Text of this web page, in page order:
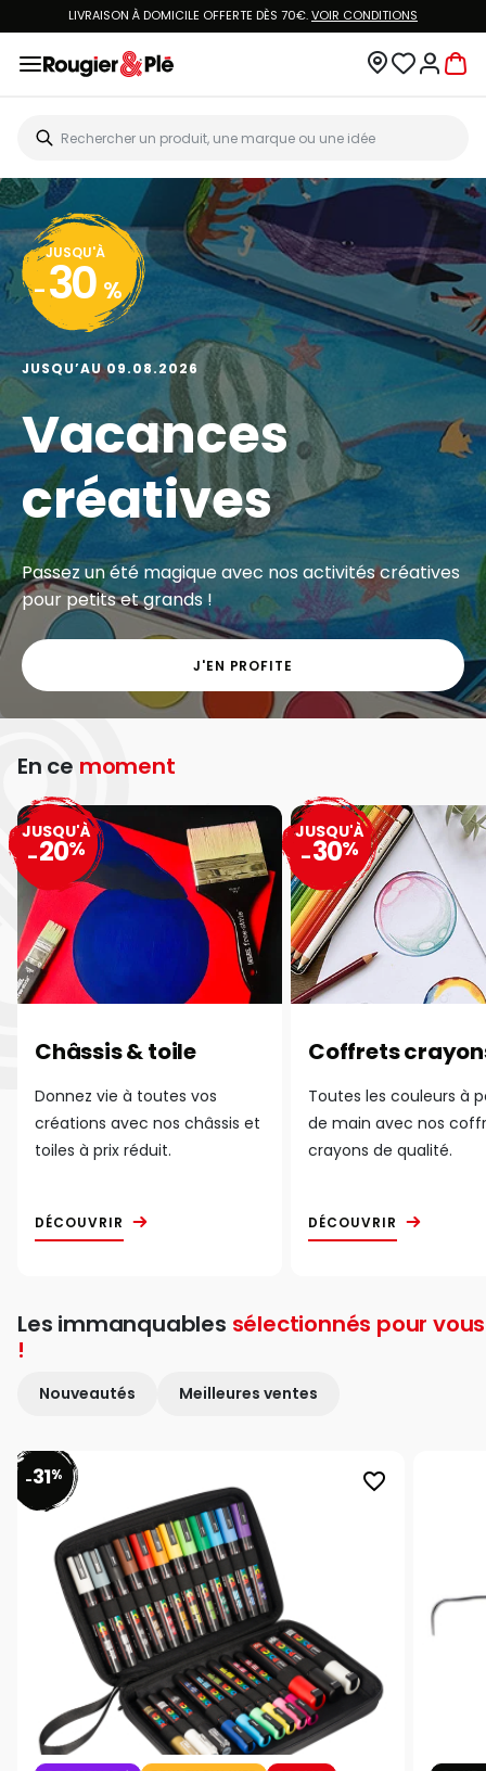
LIVRAISON À DOMICILE OFFERTE DÈS 70€.VOIR CONDITIONS
JUSQU'À
- 30 %
JUSQU’AU 09.08.2026
Vacances
créatives
Passez un été magique avec nos activités créatives
pour petits et grands !
J'EN PROFITE
En ce moment
Châssis & toile
Donnez vie à toutes vos
créations avec nos châssis et
toiles à prix réduit.
DÉCOUVRIR
JUSQU'À
-20%
Coffrets
Toutes les couleurs à
de main avec nos
crayons de qualité.
DÉCOUVRIR
JUSQU'À
-30%
Les immanquables sélectionnés pour vous
!
Nouveautés Meilleures ventes
favorite_border
-31%